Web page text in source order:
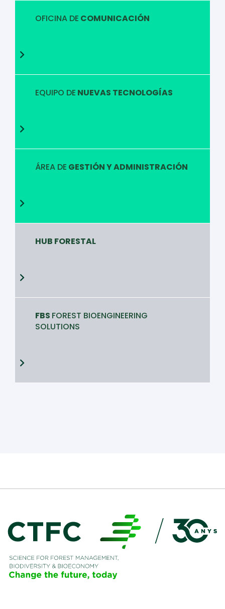
OFICINA DE COMUNICACIÓN
EQUIPO DE NUEVAS TECNOLOGÍAS
ÁREA DE GESTIÓN Y ADMINISTRACIÓN
HUB FORESTAL
FBS FOREST BIOENGINEERING
SOLUTIONS